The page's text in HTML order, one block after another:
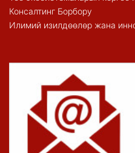
Консалтинг Борбору
Илимий изилдөөлөр жана